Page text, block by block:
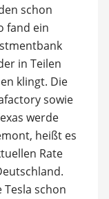
schon
fand ein
in Teilen
klingt. Die
sowie
werde
heißt es
Rate
schon